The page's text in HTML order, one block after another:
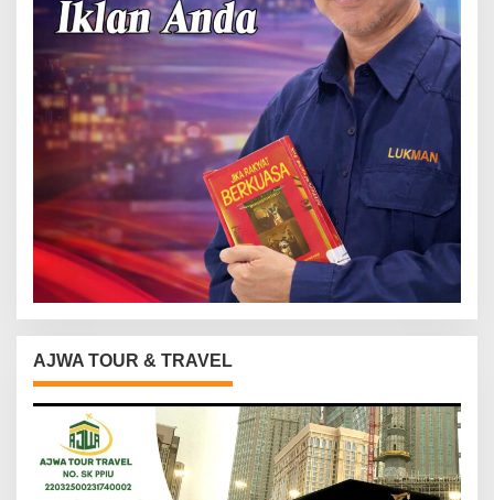
AJWA TOUR & TRAVEL